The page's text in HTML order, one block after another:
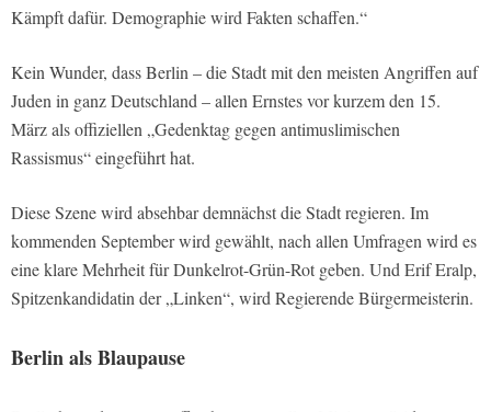
Kämpft dafür. Demographie wird Fakten schaffen.“
Kein Wunder, dass Berlin – die Stadt mit den meisten Angriffen auf
Juden in ganz Deutschland – allen Ernstes vor kurzem den 15.
März als offiziellen „Gedenktag gegen antimuslimischen
Rassismus“ eingeführt hat.
Diese Szene wird absehbar demnächst die Stadt regieren. Im
kommenden September wird gewählt, nach allen Umfragen wird es
eine klare Mehrheit für Dunkelrot-Grün-Rot geben. Und Erif Eralp,
Spitzenkandidatin der „Linken“, wird Regierende Bürgermeisterin.
Berlin als Blaupause